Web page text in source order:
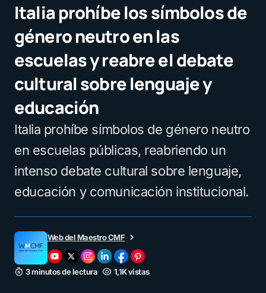
Italia prohíbe los símbolos de
género neutro en las
escuelas y reabre el debate
cultural sobre lenguaje y
educación
Italia prohíbe símbolos de género neutro
en escuelas públicas, reabriendo un
intenso debate cultural sobre lenguaje,
educación y comunicación institucional.
Web del Maestro CMF
3 minutos de lectura 1,1K vistas